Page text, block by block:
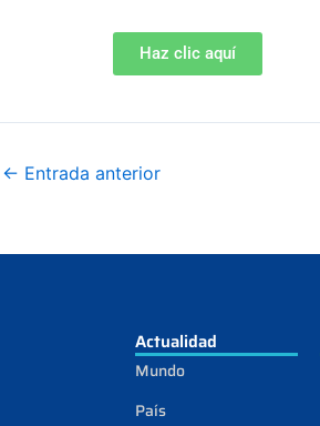
Haz clic aquí
← Entrada anterior
Actualidad
Mundo
País